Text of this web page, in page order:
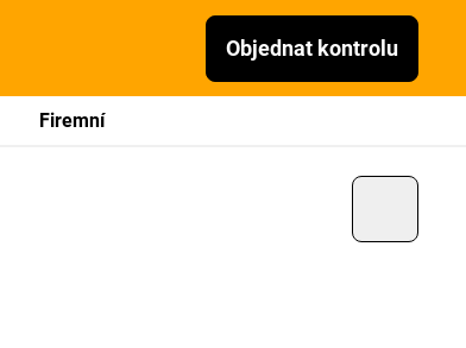
Objednat kontrolu
Firemní